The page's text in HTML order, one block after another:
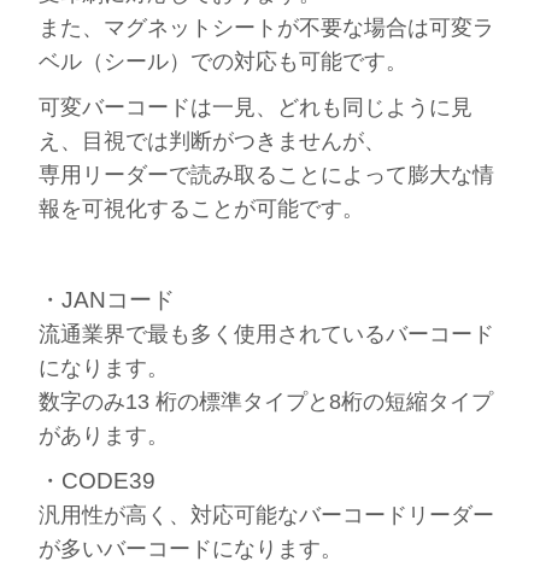
また、マグネットシートが不要な場合は可変ラ
ベル（シール）での対応も可能です。
可変バーコードは一見、どれも同じように見
え、目視では判断がつきませんが、
専用リーダーで読み取ることによって膨大な情
報を可視化することが可能です。
・JANコード
流通業界で最も多く使用されているバーコード
になります。
数字のみ13 桁の標準タイプと8桁の短縮タイプ
があります。
・CODE39
汎用性が高く、対応可能なバーコードリーダー
が多いバーコードになります。